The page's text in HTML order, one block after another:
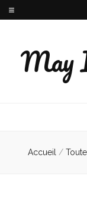
May
Accueil /